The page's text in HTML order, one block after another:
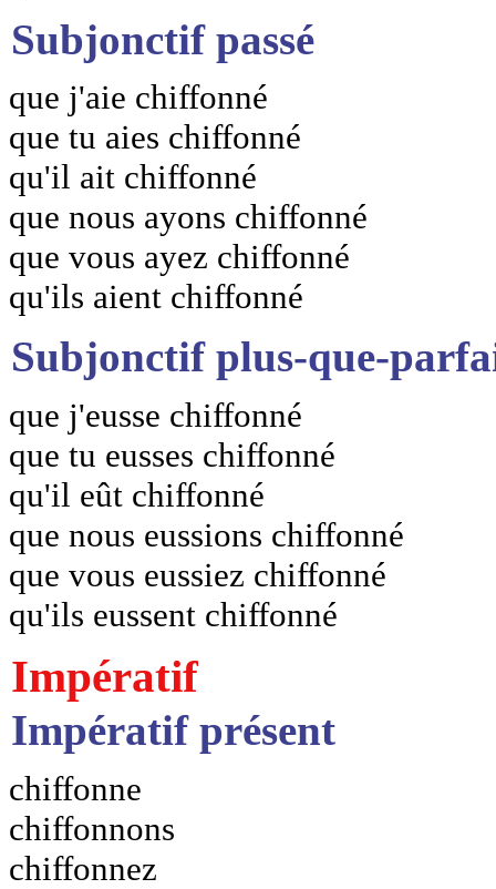
Subjonctif passé
que j'aie chiffonné
que tu aies chiffonné
qu'il ait chiffonné
que nous ayons chiffonné
que vous ayez chiffonné
qu'ils aient chiffonné
Subjonctif plus-que-
que j'eusse chiffonné
que tu eusses chiffonné
qu'il eût chiffonné
que nous eussions chiffonné
que vous eussiez chiffonné
qu'ils eussent chiffonné
Impératif
Impératif présent
chiffonne
chiffonnons
chiffonnez